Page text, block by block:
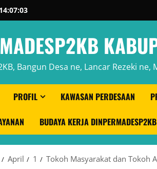
14:07:04
Bangun Desa ne, Lancar Rezeki ne,
PROFIL KAWASAN PERDESAAN
BUDAYA KERJA DINPERMADESP2KB
April 1 Tokoh Masyarakat dan Tokoh